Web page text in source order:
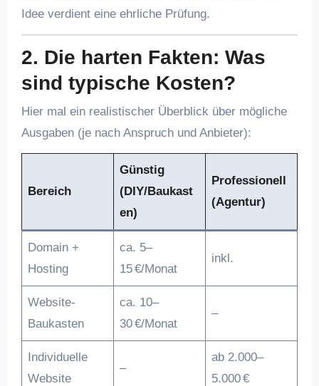
Idee verdient eine ehrliche Prüfung.
2. Die harten Fakten: Was
sind typische Kosten?
Hier mal ein realistischer Überblick über mögliche
Ausgaben (je nach Anspruch und Anbieter):
Bereich
Günstig
(DIY/Baukast
en)
Professionell
(Agentur)
Domain +
Hosting
ca. 5–
15 €/Monat
inkl.
Website-
Baukasten
ca. 10–
30 €/Monat
–
Individuelle
Website
–
ab 2.000–
5.000 €